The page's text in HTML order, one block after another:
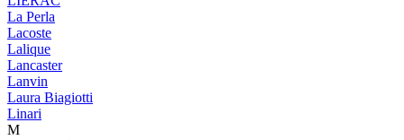
La Perla
Lacoste
Lalique
Lancaster
Lanvin
Laura Biagiotti
Linari
M